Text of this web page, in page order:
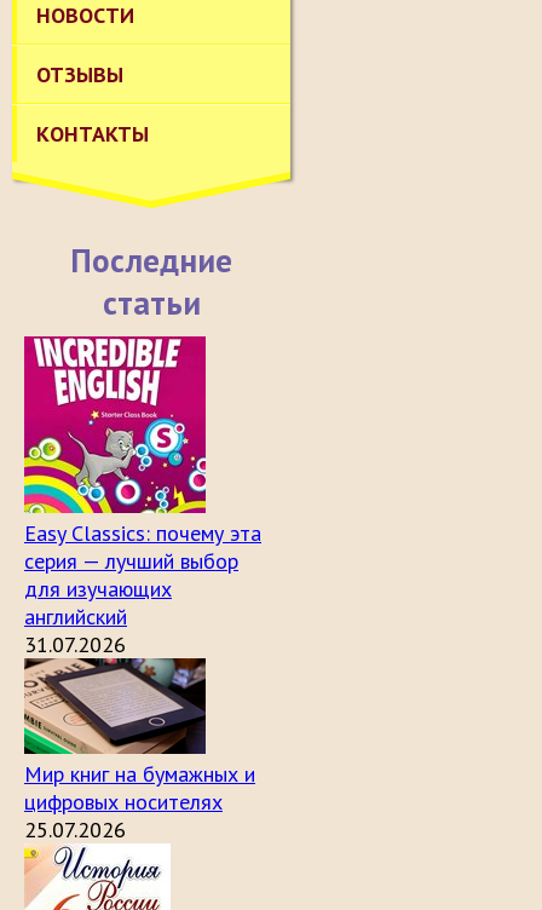
НОВОСТИ
ОТЗЫВЫ
КОНТАКТЫ
Последние
статьи
Easy Classics: почему эта
серия — лучший выбор
для изучающих
английский
31.07.2026
Мир книг на бумажных и
цифровых носителях
25.07.2026